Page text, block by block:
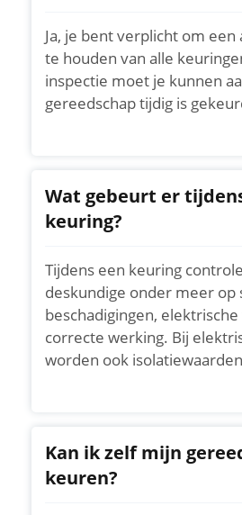
Ja, je bent verplicht om
te houden van alle
inspectie moet je kunnen
gereedschap tijdig is
Wat gebeurt er
keuring?
Tijdens een keuring
deskundige onder meer op
beschadigingen,
correcte werking. Bij
worden ook
Kan ik zelf mijn
keuren?